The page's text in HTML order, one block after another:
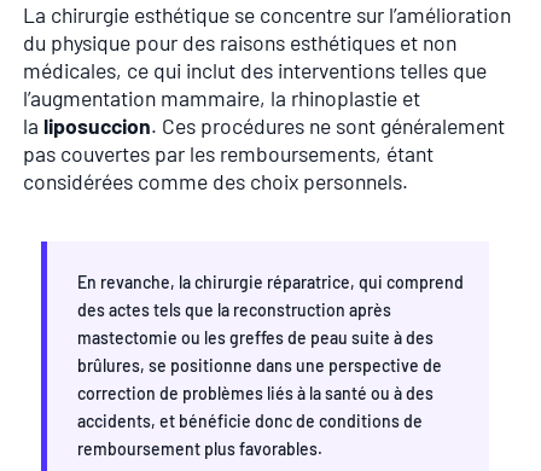
La chirurgie esthétique se concentre sur l’amélioration
du physique pour des raisons esthétiques et non
médicales, ce qui inclut des interventions telles que
l’augmentation mammaire, la rhinoplastie et
la liposuccion. Ces procédures ne sont généralement
pas couvertes par les remboursements, étant
considérées comme des choix personnels.
En revanche, la chirurgie réparatrice, qui comprend
des actes tels que la reconstruction après
mastectomie ou les greffes de peau suite à des
brûlures, se positionne dans une perspective de
correction de problèmes liés à la santé ou à des
accidents, et bénéficie donc de conditions de
remboursement plus favorables.